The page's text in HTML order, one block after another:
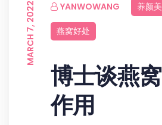
YANWOWANG
MARCH 7, 2022 养颜
燕窝好处
博士谈燕
作用